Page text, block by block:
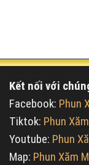
Kết nối với
Facebook: Phun
Tiktok: Phun
Youtube: Phun
Map: Phun Xăm